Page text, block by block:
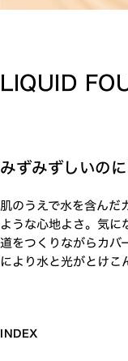
LIQUID
みずみずしいのに
肌のうえで水を含んだ
ような心地よさ。気に
道をつくりながらカバ
により水と光がとけこ
INDEX